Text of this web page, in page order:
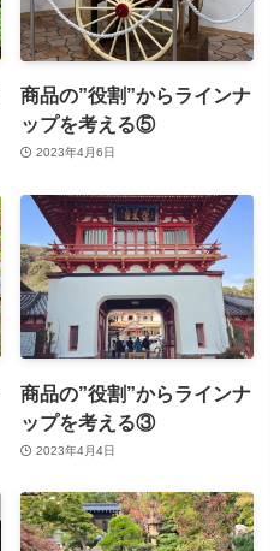
商品の”役割”からラインナ
ップを考える⑤
2023年4月6日
商品の”役割”からラインナ
ップを考える③
2023年4月4日